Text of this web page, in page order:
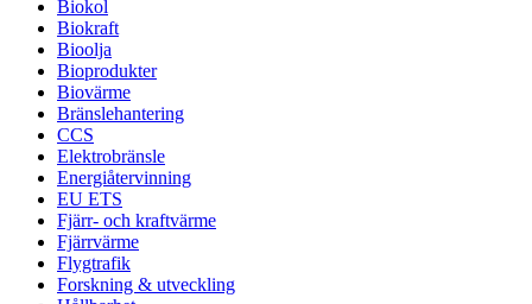
Biokol
Biokraft
Bioolja
Bioprodukter
Biovärme
Bränslehantering
CCS
Elektrobränsle
Energiåtervinning
EU ETS
Fjärr- och kraftvärme
Fjärrvärme
Flygtrafik
Forskning & utveckling